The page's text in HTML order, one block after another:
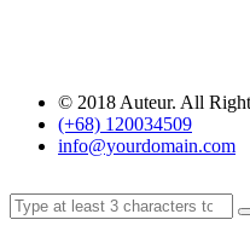
© 2018 Auteur. All
(+68) 120034509
info@yourdomain.com